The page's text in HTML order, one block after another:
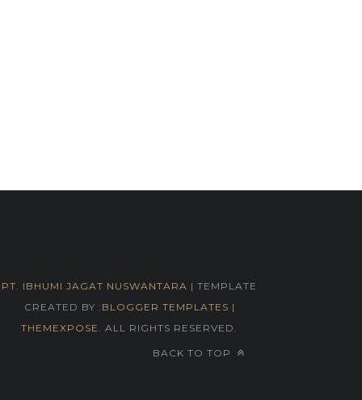
PT. IBHUMI JAGAT NUSWANTARA | TEMPLATE
CREATED BY : BLOGGER TEMPLATES |
THEMEXPOSE . ALL RIGHTS RESERVED.
BACK TO TOP